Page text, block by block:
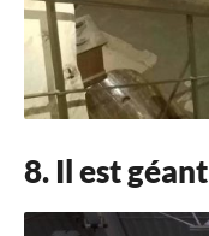
8. Il est géant